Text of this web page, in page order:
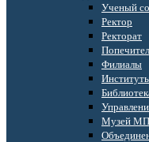
Ученый
Ректор
Ректорат
Филиалы
Музей